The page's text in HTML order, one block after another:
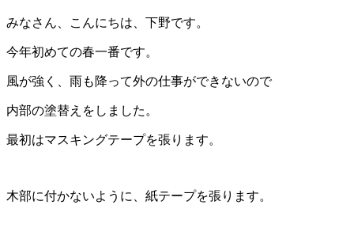
みなさん、こんにちは、下野です。
今年初めての春一番です。
風が強く、雨も降って外の仕事ができないので
内部の塗替えをしました。
最初はマスキングテープを張ります。
木部に付かないように、紙テープを張ります。